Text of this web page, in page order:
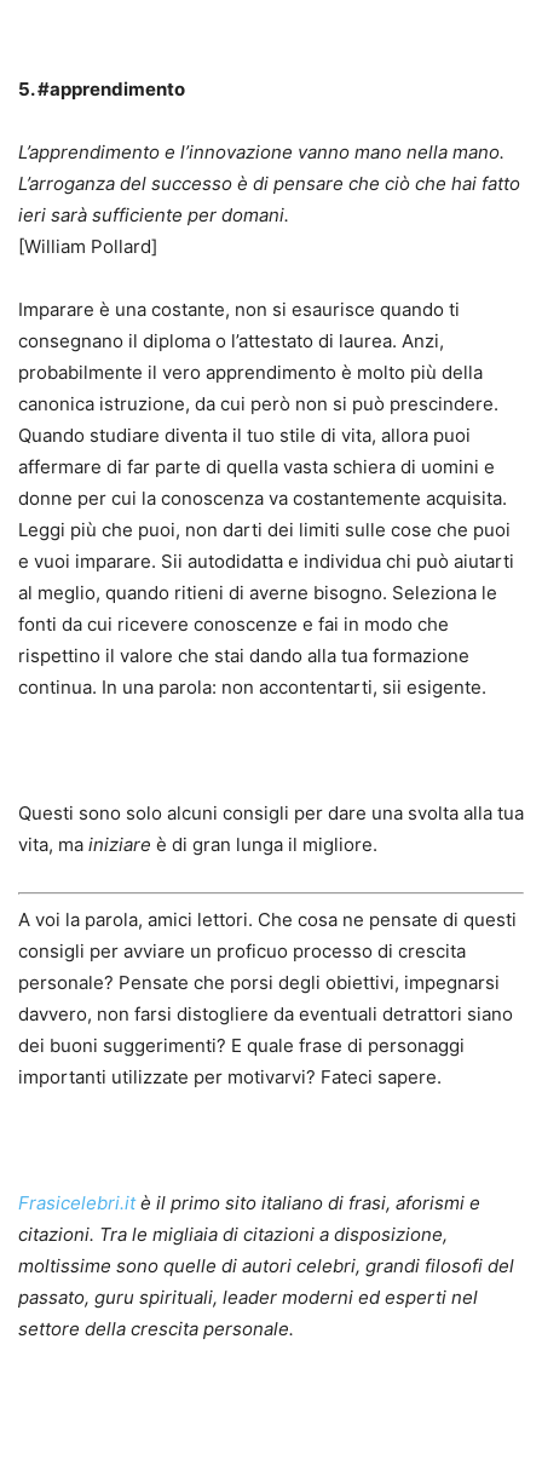
5. #apprendimento
L’apprendimento e l’innovazione vanno mano nella mano.
L’arroganza del successo è di pensare che ciò che hai fatto
ieri sarà sufficiente per domani.
[William Pollard]
Imparare è una costante, non si esaurisce quando ti
consegnano il diploma o l’attestato di laurea. Anzi,
probabilmente il vero apprendimento è molto più della
canonica istruzione, da cui però non si può prescindere.
Quando studiare diventa il tuo stile di vita, allora puoi
affermare di far parte di quella vasta schiera di uomini e
donne per cui la conoscenza va costantemente acquisita.
Leggi più che puoi, non darti dei limiti sulle cose che puoi
e vuoi imparare. Sii autodidatta e individua chi può aiutarti
al meglio, quando ritieni di averne bisogno. Seleziona le
fonti da cui ricevere conoscenze e fai in modo che
rispettino il valore che stai dando alla tua formazione
continua. In una parola: non accontentarti, sii esigente.
Questi sono solo alcuni consigli per dare una svolta alla tua
vita, ma iniziare è di gran lunga il migliore.
A voi la parola, amici lettori. Che cosa ne pensate di questi
consigli per avviare un proficuo processo di crescita
personale? Pensate che porsi degli obiettivi, impegnarsi
davvero, non farsi distogliere da eventuali detrattori siano
dei buoni suggerimenti? E quale frase di personaggi
importanti utilizzate per motivarvi? Fateci sapere.
Frasicelebri.itè il primo sito italiano di frasi, aforismi e
citazioni. Tra le migliaia di citazioni a disposizione,
moltissime sono quelle di autori celebri, grandi filosofi del
passato, guru spirituali, leader moderni ed esperti nel
settore della crescita personale.